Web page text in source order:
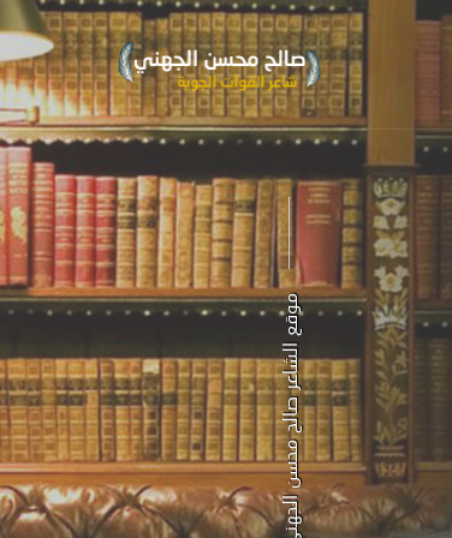
موقع الشاعر صالح محسن الجهني